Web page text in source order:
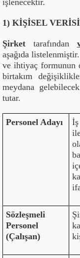
işlenecektir.
1) KİŞİSEL
Şirket tarafından
aşağıda
ve ihtiyaç formunun
birtakım
meydana
tutar.
Personel Adayı
Sözleşmeli
Personel
(Çalışan)